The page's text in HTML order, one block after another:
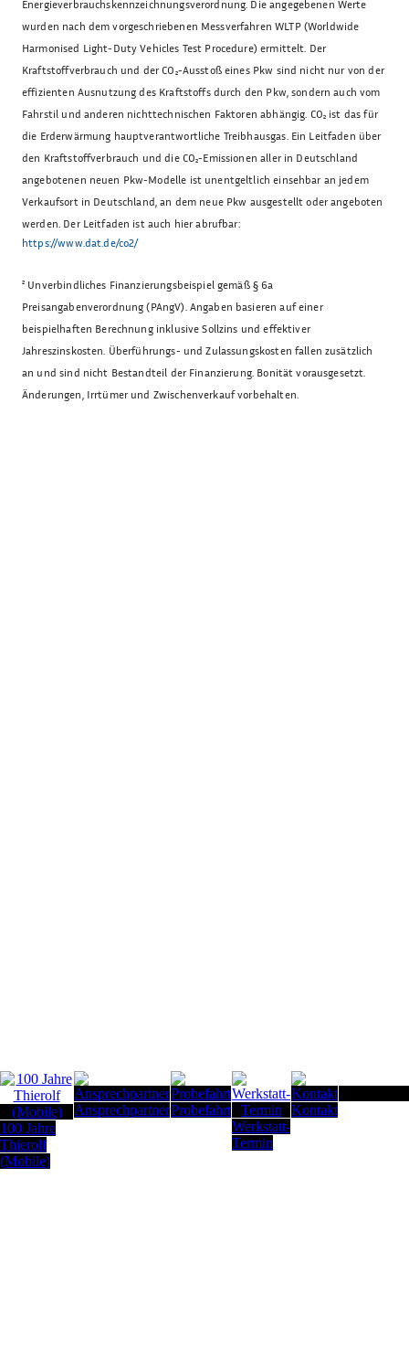
Energieverbrauchskennzeichnungsverordnung. Die angegebenen Werte
wurden nach dem vorgeschriebenen Messverfahren WLTP (Worldwide
Harmonised Light-Duty Vehicles Test Procedure) ermittelt. Der
Kraftstoffverbrauch und der CO₂-Ausstoß eines Pkw sind nicht nur von der
effizienten Ausnutzung des Kraftstoffs durch den Pkw, sondern auch vom
Fahrstil und anderen nichttechnischen Faktoren abhängig. CO₂ ist das für
die Erderwärmung hauptverantwortliche Treibhausgas. Ein Leitfaden über
den Kraftstoffverbrauch und die CO₂-Emissionen aller in Deutschland
angebotenen neuen Pkw-Modelle ist unentgeltlich einsehbar an jedem
Verkaufsort in Deutschland, an dem neue Pkw ausgestellt oder angeboten
werden. Der Leitfaden ist auch hier abrufbar:
https://www.dat.de/co2/
² Unverbindliches Finanzierungsbeispiel gemäß § 6a
Preisangabenverordnung (PAngV). Angaben basieren auf einer
beispielhaften Berechnung inklusive Sollzins und effektiver
Jahreszinskosten. Überführungs- und Zulassungskosten fallen zusätzlich
an und sind nicht Bestandteil der Finanzierung. Bonität vorausgesetzt.
Änderungen, Irrtümer und Zwischenverkauf vorbehalten.
100 Jahre
Thierolf
(Mobile)
AnsprechpartnerProbefahrt
Werkstatt-
Termin
Kontakt